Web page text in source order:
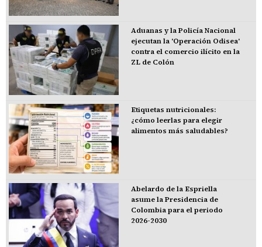
Aduanas y la Policía Nacional
ejecutan la 'Operación Odisea'
contra el comercio ilícito en la
ZL de Colón
Etiquetas nutricionales:
¿cómo leerlas para elegir
alimentos más saludables?
Abelardo de la Espriella
asume la Presidencia de
Colombia para el periodo
2026-2030